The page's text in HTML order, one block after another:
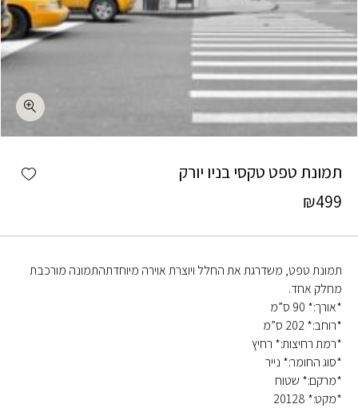
תמונת טפט טקסי בניו יורק
₪499
תמונת טפט, משדרגת את החלל ויוצרת אוירה מיוחדתהתמונה מורכבת
מחלק אחד.
*אורך:* 90 ס”מ
*רוחב:* 202 ס”מ
*רמת רחיצות:* רחיץ
*סוג החומר:* נייר
*מרקם:* שטוח
*מקט:* 20128